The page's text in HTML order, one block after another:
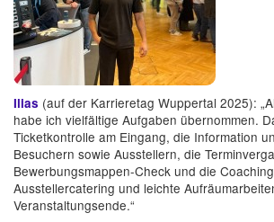
Ilias (auf der Karrieretag Wuppertal 2025):
habe ich vielfältige Aufgaben übernommen.
Ticketkontrolle am Eingang, die Information
Besuchern sowie Ausstellern, die
Bewerbungsmappen-Check und die
Ausstellercatering und leichte
Veranstaltungsende.“